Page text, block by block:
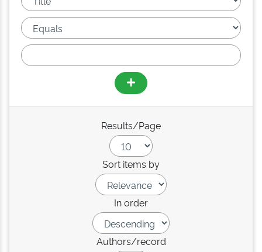
Results/Page
Sort items by
In order
Authors/record